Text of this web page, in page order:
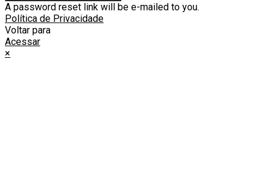
A password reset link will be e-mailed to you.
Política de Privacidade
Voltar para
Acessar
×